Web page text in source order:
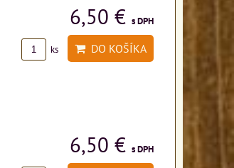
6,50 € s DPH
ks DO KOŠÍKA
6,50 € s DPH